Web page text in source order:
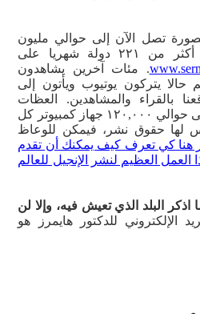
تصل الآن إلى حوالي مليون
ونصف جهاز كمبيوتر في أكثر من ٢٢١ دولة شهريا على
. مئات آخرين يشاهدون
حالا يتركون يوتيوب ويأتون إلى
بالقراء والمشاهدين. العظات
المكتوبة تُقدم في ٤٣ لغة إلى حوالي ١٢٠,٠٠٠ جهاز كمبيوتر كل
لها حقوق نشر، فيمكن للوعاظ
هنا كي تعرف كيف يمكنك أن تقدم
العمل العظيم لنشر الإنجيل للعالم
اذكر البلد الذي تعيش فيه، وإلا لن
الإلكتروني للدكتور هايمرز هو